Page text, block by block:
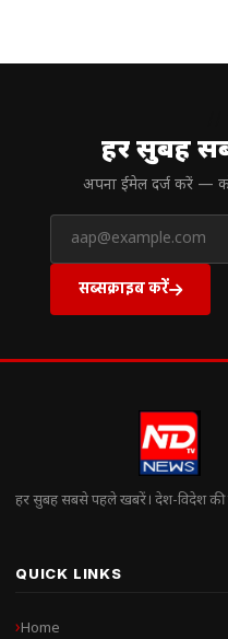
हर सुबह
अपना ईमेल दर्ज करें —
सब्सक्राइब करें
हर सुबह सबसे पहले खबरें। देश-विदेश की
QUICK LINKS
Home